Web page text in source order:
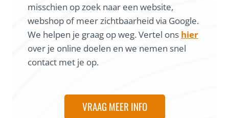
misschien op zoek naar een website,
webshop of meer zichtbaarheid via Google.
We helpen je graag op weg. Vertel ons hier
over je online doelen en we nemen snel
contact met je op.
VRAAG MEER INFO